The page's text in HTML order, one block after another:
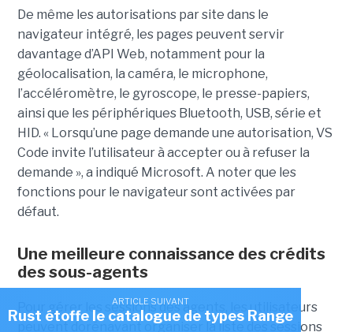
De même les autorisations par site dans le
navigateur intégré, les pages peuvent servir
davantage d’API Web, notamment pour la
géolocalisation, la caméra, le microphone,
l’accéléromètre, le gyroscope, le presse-papiers,
ainsi que les périphériques Bluetooth, USB, série et
HID. « Lorsqu’une page demande une autorisation, VS
Code invite l’utilisateur à accepter ou à refuser la
demande », a indiqué Microsoft. A noter que les
fonctions pour le navigateur sont activées par
défaut.
Une meilleure connaissance des crédits
des sous-agents
Pour gérer les sessions des agents, les utilisateurs
peuvent dorénavant organiser la liste des sessions
ARTICLE SUIVANT
Rust étoffe le catalogue de types Range